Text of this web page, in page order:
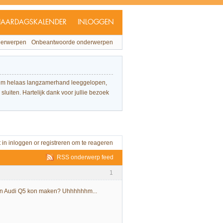
INLOGGEN
Onbeantwoorde onderwerpen
helaas langzamerhand leeggelopen,
Hartelijk dank voor jullie bezoek
in inloggen or registreren om te reageren
RSS onderwerp feed
1
Audi Q5 kon maken? Uhhhhhhm...